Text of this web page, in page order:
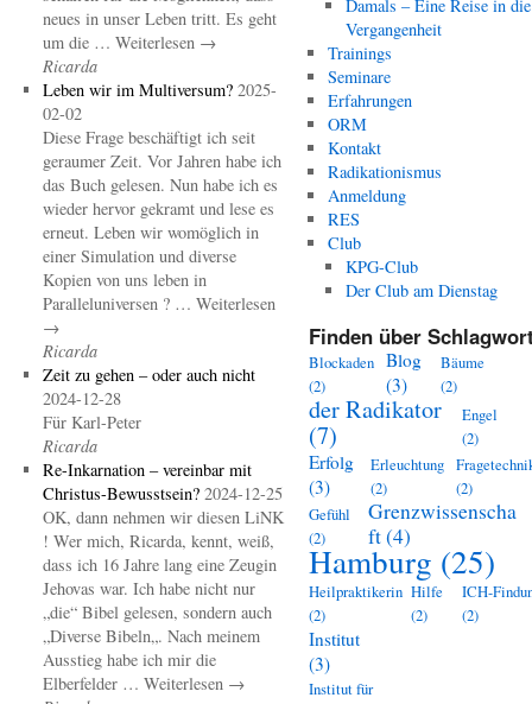
neues in unser Leben tritt. Es geht
um die … Weiterlesen →
Ricarda
Leben wir im Multiversum? 2025-
02-02
Diese Frage beschäftigt ich seit
geraumer Zeit. Vor Jahren habe ich
das Buch gelesen. Nun habe ich es
wieder hervor gekramt und lese es
erneut. Leben wir womöglich in
einer Simulation und diverse
Kopien von uns leben in
Paralleluniversen ? … Weiterlesen
→
Ricarda
Zeit zu gehen – oder auch nicht
2024-12-28
Für Karl-Peter
Ricarda
Re-Inkarnation – vereinbar mit
Christus-Bewusstsein? 2024-12-25
OK, dann nehmen wir diesen LiNK
! Wer mich, Ricarda, kennt, weiß,
dass ich 16 Jahre lang eine Zeugin
Jehovas war. Ich habe nicht nur
„die“ Bibel gelesen, sondern auch
„Diverse Bibeln„. Nach meinem
Ausstieg habe ich mir die
Elberfelder … Weiterlesen →
Damals – Eine Reise in die
Vergangenheit
Trainings
Seminare
Erfahrungen
ORM
Kontakt
Radikationismus
Anmeldung
RES
Club
KPG-Club
Der Club am Dienstag
Finden über
Blockaden
(2)
Blog
(3)
Bäume
(2)
der Radikator
(7)
Engel
(2)
Erfolg
(3)
Erleuchtung
(2)
(2)
Gefühl
(2)
Grenzwissenscha
ft(4)
Hamburg (25)
Heilpraktikerin
(2)
Hilfe
(2)
ICH-
(2)
Institut
(3)
Institut für